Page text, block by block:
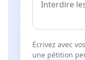
Écrivez avec
une pétition